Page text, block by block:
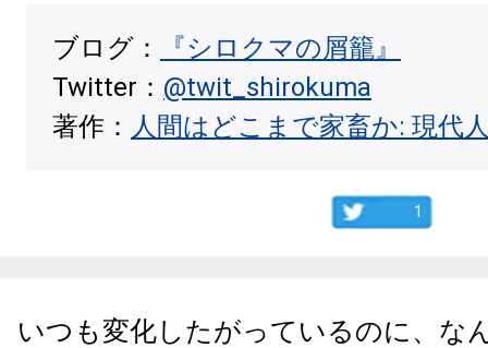
ブログ：
『シロクマの屑籠』
Twitter： @twit_shirokuma
著作： 人間はどこまで家畜か: 現代
1
いつも変化したがっているのに、な